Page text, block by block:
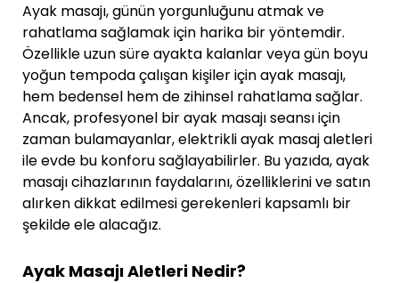
Ayak masajı, günün yorgunluğunu atmak ve
rahatlama sağlamak için harika bir yöntemdir.
Özellikle uzun süre ayakta kalanlar veya gün boyu
yoğun tempoda çalışan kişiler için ayak masajı,
hem bedensel hem de zihinsel rahatlama sağlar.
Ancak, profesyonel bir ayak masajı seansı için
zaman bulamayanlar, elektrikli ayak masaj aletleri
ile evde bu konforu sağlayabilirler. Bu yazıda, ayak
masajı cihazlarının faydalarını, özelliklerini ve satın
alırken dikkat edilmesi gerekenleri kapsamlı bir
şekilde ele alacağız.
Ayak Masajı Aletleri Nedir?